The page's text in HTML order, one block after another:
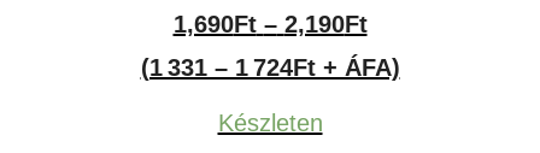
1,690Ft – 2,190FtÁrtartomány:
1,690Ft
(1 331 – 1 724Ft + ÁFA)
Készleten